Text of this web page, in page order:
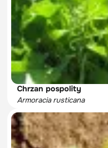
Chrzan pospolity
Armoracia rusticana